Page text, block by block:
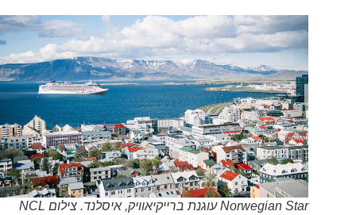
Norwegian Star עוגנת ברייקיאוויק, איסלנד. צילום NCL